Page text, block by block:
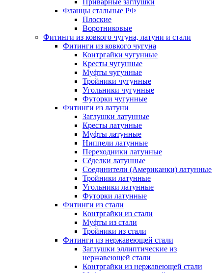
Приварные заглушки
Фланцы стальные РФ
Плоские
Воротниковые
Фитинги из ковкого чугуна, латуни и стали
Фитинги из ковкого чугуна
Контргайки чугунные
Кресты чугунные
Муфты чугунные
Тройники чугунные
Угольники чугунные
Футорки чугунные
Фитинги из латуни
Заглушки латунные
Кресты латунные
Муфты латунные
Ниппели латунные
Переходники латунные
Сёделки латунные
Соединители (Американки) латунные
Тройники латунные
Угольники латунные
Футорки латунные
Фитинги из стали
Контргайки из стали
Муфты из стали
Тройники из стали
Фитинги из нержавеющей стали
Заглушки эллиптические из
нержавеющей стали
Контргайки из нержавеющей стали